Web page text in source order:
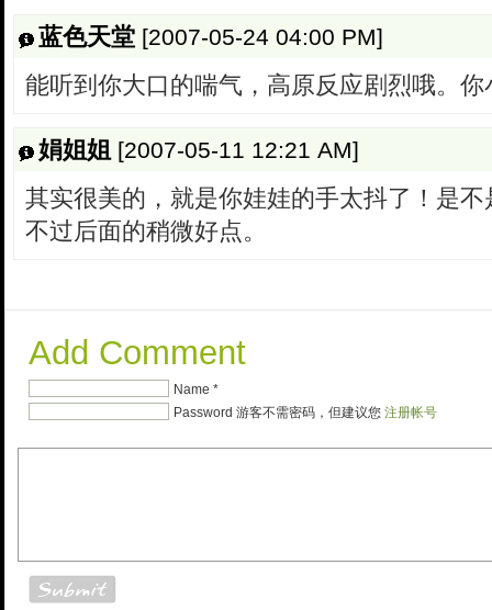
蓝色天堂 [2007-05-24 04:00 PM]
能听到你大口的喘气，高原反应剧烈哦。
娟姐姐 [2007-05-11 12:21 AM]
其实很美的，就是你娃娃的手太抖了！是
不过后面的稍微好点。
Add Comment
Name *
Password 游客不需密码，但建议您 注册帐号